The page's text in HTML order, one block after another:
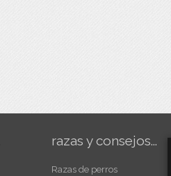
razas y consejos...
Razas de perros